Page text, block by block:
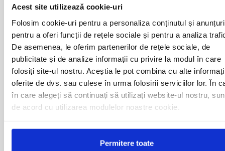
Acest site utilizează cookie-uri
Folosim cookie-uri pentru a personaliza conținutul și
pentru a oferi funcții de rețele sociale și pentru a analiza
De asemenea, le oferim partenerilor de rețele sociale, de
publicitate și de analize informații cu privire la modul în care
folosiți site-ul nostru. Aceștia le pot combina cu alte
oferite de dvs. sau culese în urma folosirii serviciilor lor. În
în care alegeți să continuați să utilizați website-ul nostru,
de acord cu utilizarea modulelor noastre cookie.
Permitere toate
ALESD
ALEXANDRIA
BACAU
BAIA MARE
BAILE HERCULANE
BAILESTI
BALS-IS
BALS-OT
BARCA
MIZIL
MOINESTI
MOTCA
NUSFALAU
OLTENITA
ONESTI
ORADEA
ORSOVA
PASCANI
PERICEI
PISCU VECHI